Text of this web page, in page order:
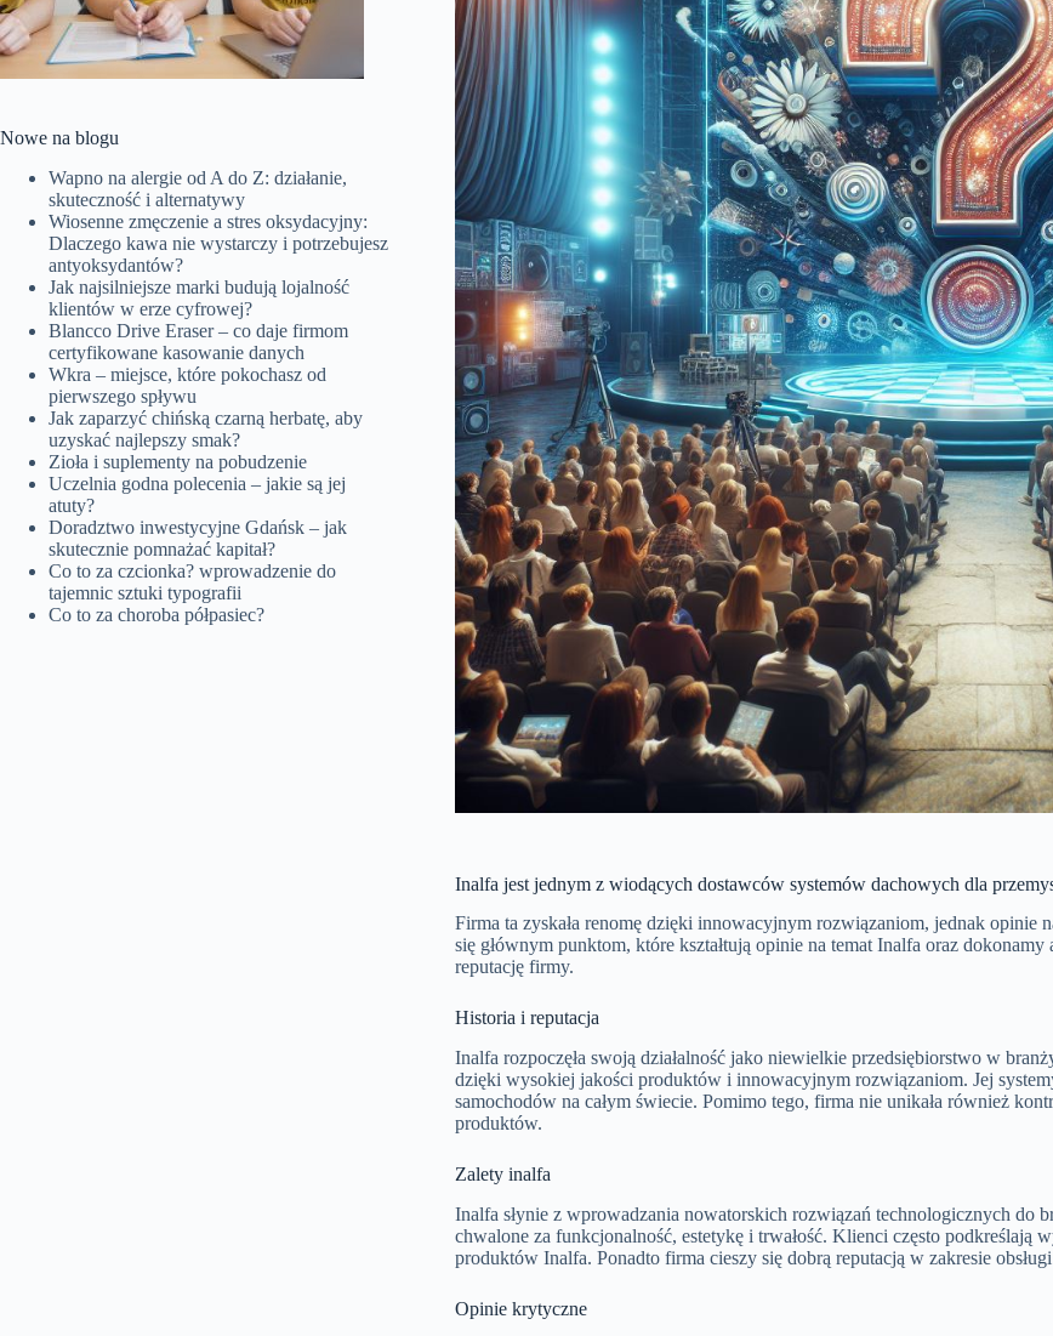
Inalfa jest jednym z wiodących dostawców systemów dachowych dla
Firma ta zyskała renomę dzięki innowacyjnym rozwiązaniom, jednak opinie
się głównym punktom, które kształtują opinie na temat Inalfa oraz
reputację firmy.
Historia i reputacja
Inalfa rozpoczęła swoją działalność jako niewielkie przedsiębiorstwo w
dzięki wysokiej jakości produktów i innowacyjnym rozwiązaniom. Jej
samochodów na całym świecie. Pomimo tego, firma nie unikała również
produktów.
Zalety inalfa
Inalfa słynie z wprowadzania nowatorskich rozwiązań technologicznych do
chwalone za funkcjonalność, estetykę i trwałość. Klienci często podkreślają
produktów Inalfa. Ponadto firma cieszy się dobrą reputacją w zakresie
Opinie krytyczne
Nowe na blogu
Wapno na alergie od A do Z: działanie,
skuteczność i alternatywy
Wiosenne zmęczenie a stres oksydacyjny:
Dlaczego kawa nie wystarczy i potrzebujesz
antyoksydantów?
Jak najsilniejsze marki budują lojalność
klientów w erze cyfrowej?
Blancco Drive Eraser – co daje firmom
certyfikowane kasowanie danych
Wkra – miejsce, które pokochasz od
pierwszego spływu
Jak zaparzyć chińską czarną herbatę, aby
uzyskać najlepszy smak?
Zioła i suplementy na pobudzenie
Uczelnia godna polecenia – jakie są jej
atuty?
Doradztwo inwestycyjne Gdańsk – jak
skutecznie pomnażać kapitał?
Co to za czcionka? wprowadzenie do
tajemnic sztuki typografii
Co to za choroba półpasiec?